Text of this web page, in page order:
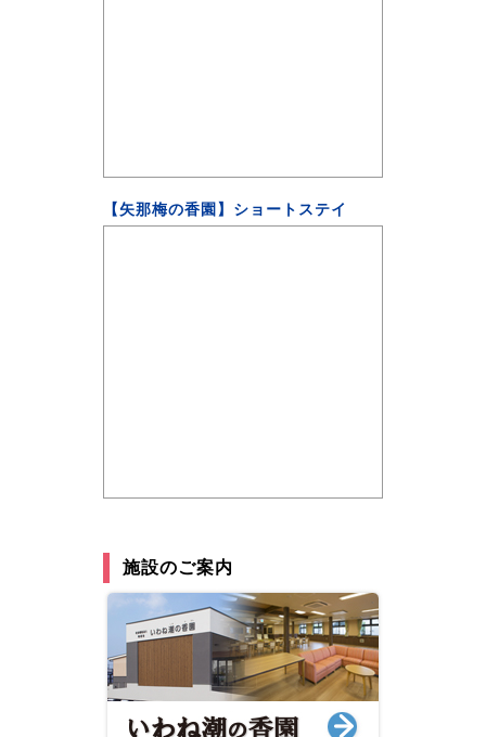
【矢那梅の香園】ショートステイ
施設のご案内